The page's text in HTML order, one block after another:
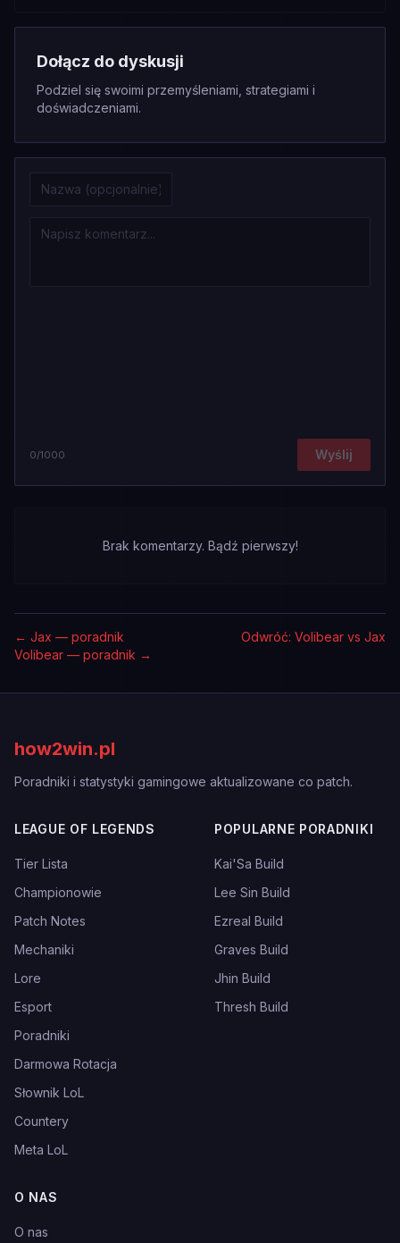
Dołącz do dyskusji
Podziel się swoimi przemyśleniami, strategiami i
doświadczeniami.
0/1000 Wyślij
Brak komentarzy. Bądź pierwszy!
← Jax — poradnik
Odwróć: Volibear vs Jax
Volibear — poradnik →
how2win.pl
Poradniki i statystyki gamingowe aktualizowane co patch.
LEAGUE OF LEGENDS
Tier Lista
Championowie
Patch Notes
Mechaniki
Lore
Esport
Poradniki
Darmowa Rotacja
Słownik LoL
Countery
Meta LoL
POPULARNE PORADNIKI
Kai'Sa Build
Lee Sin Build
Ezreal Build
Graves Build
Jhin Build
Thresh Build
O NAS
O nas